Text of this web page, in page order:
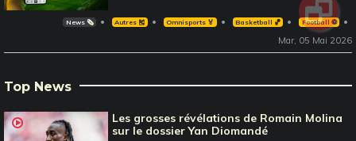
News 🗞️ Autres 🎽 Omnisports 🏅 Basketball 🏀 Football ⚽️
Mar, 05 Mai 2026
Top News
Les grosses révélations de Romain Molina
sur le dossier Yan Diomandé